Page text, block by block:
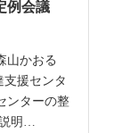
例会議
山かおる
援センタ
ンターの整
明…